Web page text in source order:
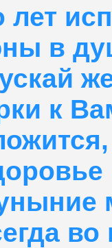
лет
в
к
во